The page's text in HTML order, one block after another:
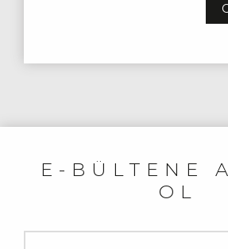
E-BÜLTENE
OL